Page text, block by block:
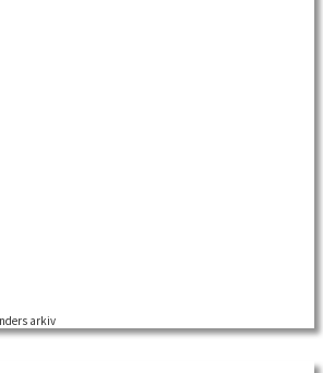
tillhörande Tage Erlanders personarkiv
arkiv